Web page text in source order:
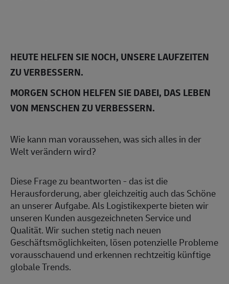
HEUTE HELFEN SIE NOCH, UNSERE LAUFZEITEN
ZU VERBESSERN.
MORGEN SCHON HELFEN SIE DABEI, DAS LEBEN
VON MENSCHEN ZU VERBESSERN.
Wie kann man voraussehen, was sich alles in der
Welt verändern wird?
Diese Frage zu beantworten - das ist die
Herausforderung, aber gleichzeitig auch das Schöne
an unserer Aufgabe. Als Logistikexperte bieten wir
unseren Kunden ausgezeichneten Service und
Qualität. Wir suchen stetig nach neuen
Geschäftsmöglichkeiten, lösen potenzielle Probleme
vorausschauend und erkennen rechtzeitig künftige
globale Trends.